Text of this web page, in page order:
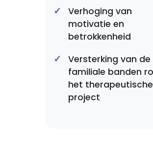
Verhoging van
motivatie en
betrokkenheid
Versterking van de
familiale banden
het therapeutische
project